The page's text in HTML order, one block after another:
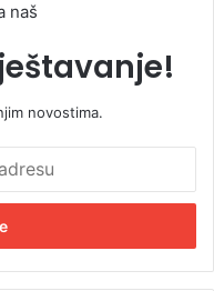
naš
novostima.